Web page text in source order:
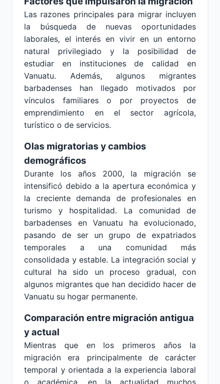
Las razones principales para migrar incluyen
la búsqueda de nuevas oportunidades
laborales, el interés en vivir en un entorno
natural privilegiado y la posibilidad de
estudiar en instituciones de calidad en
Vanuatu. Además, algunos migrantes
barbadenses han llegado motivados por
vínculos familiares o por proyectos de
emprendimiento en el sector agrícola,
turístico o de servicios.
Olas migratorias y cambios
demográficos
Durante los años 2000, la migración se
intensificó debido a la apertura económica y
la creciente demanda de profesionales en
turismo y hospitalidad. La comunidad de
barbadenses en Vanuatu ha evolucionado,
pasando de ser un grupo de expatriados
temporales a una comunidad más
consolidada y estable. La integración social y
cultural ha sido un proceso gradual, con
algunos migrantes que han decidido hacer de
Vanuatu su hogar permanente.
Comparación entre migración antigua
y actual
Mientras que en los primeros años la
migración era principalmente de carácter
temporal y orientada a la experiencia laboral
o académica, en la actualidad muchos